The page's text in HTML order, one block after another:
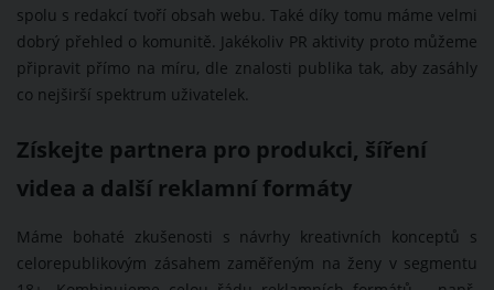
spolu s redakcí tvoří obsah webu. Také díky tomu máme velmi
dobrý přehled o komunitě. Jakékoliv PR aktivity proto můžeme
připravit přímo na míru, dle znalosti publika tak, aby zasáhly
co nejširší spektrum uživatelek.
Získejte partnera pro produkci, šíření
videa a další reklamní formáty
Máme bohaté zkušenosti s návrhy kreativních konceptů s
celorepublikovým zásahem zaměřeným na ženy v segmentu